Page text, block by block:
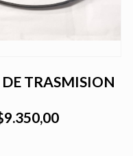
TRASMISION